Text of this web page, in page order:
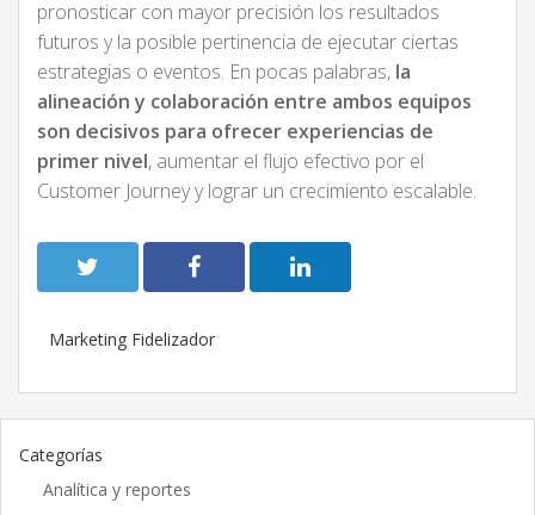
pronosticar con mayor precisión los resultados
futuros y la posible pertinencia de ejecutar ciertas
estrategias o eventos. En pocas palabras, la
alineación y colaboración entre ambos equipos
son decisivos para ofrecer experiencias de
primer nivel, aumentar el flujo efectivo por el
Customer Journey y lograr un crecimiento escalable.
Marketing Fidelizador
Categorías
Analítica y reportes